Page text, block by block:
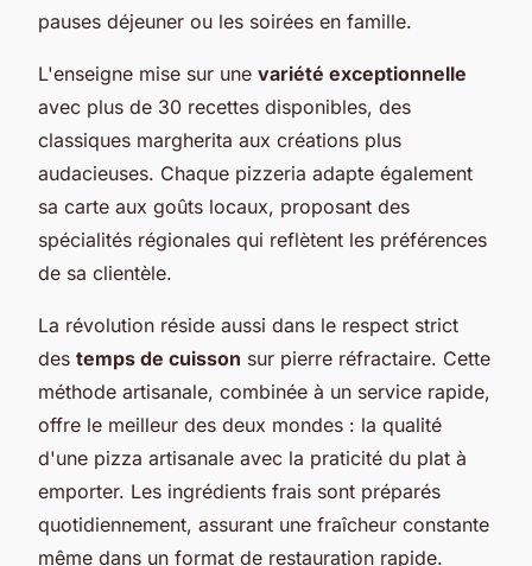
pauses déjeuner ou les soirées en famille.
L'enseigne mise sur une variété exceptionnelle
avec plus de 30 recettes disponibles, des
classiques margherita aux créations plus
audacieuses. Chaque pizzeria adapte également
sa carte aux goûts locaux, proposant des
spécialités régionales qui reflètent les préférences
de sa clientèle.
La révolution réside aussi dans le respect strict
des temps de cuisson sur pierre réfractaire. Cette
méthode artisanale, combinée à un service rapide,
offre le meilleur des deux mondes : la qualité
d'une pizza artisanale avec la praticité du plat à
emporter. Les ingrédients frais sont préparés
quotidiennement, assurant une fraîcheur constante
même dans un format de restauration rapide.